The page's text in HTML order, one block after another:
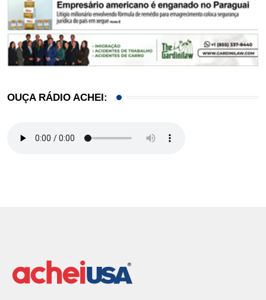
OUÇA RÁDIO ACHEI: